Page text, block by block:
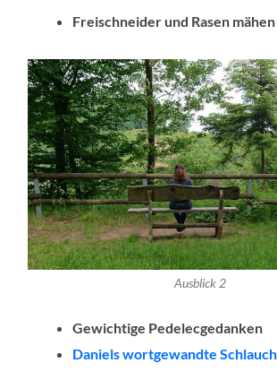
Freischneider und Rasen mähen
Ausblick 2
Gewichtige Pedelecgedanken
Daniels wortgewandte